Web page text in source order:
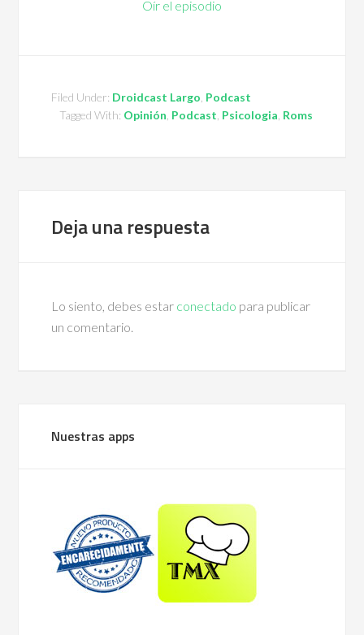
Oír el episodio
Filed Under: Droidcast Largo Podcast
Tagged With: Opinión Podcast Psicologia Roms
Deja una respuesta
Lo siento, debes estar conectado para publicar
un comentario.
Nuestras apps